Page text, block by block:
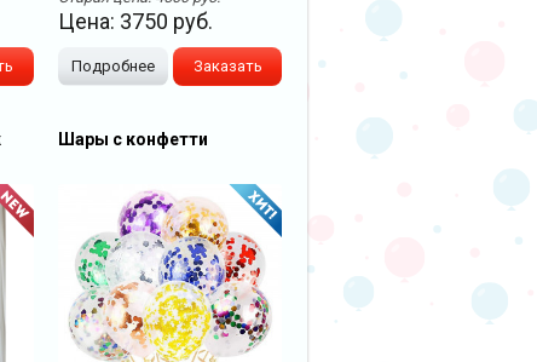
Цена: 3750 руб.
Подробнее Заказать
Шары с конфетти